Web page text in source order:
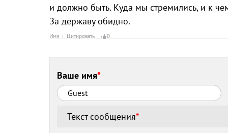
и должно быть. Куда мы стремились, и к
За державу обидно.
Имя Цитировать 0
Ваше имя*
Текст сообщения*